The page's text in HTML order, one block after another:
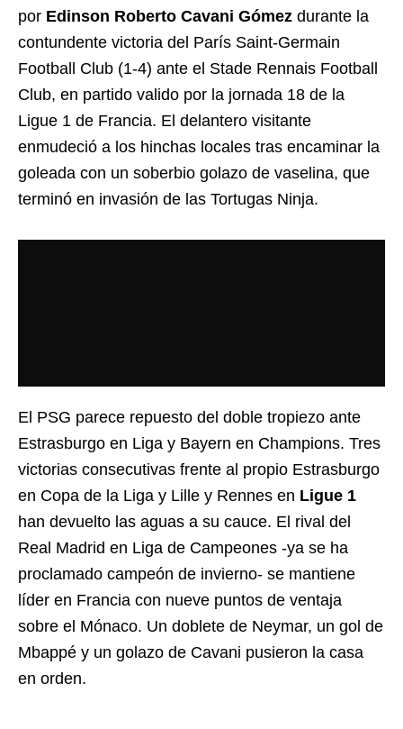
por Edinson Roberto Cavani Gómez durante la
contundente victoria del París Saint-Germain
Football Club (1-4) ante el Stade Rennais Football
Club, en partido valido por la jornada 18 de la
Ligue 1 de Francia. El delantero visitante
enmudeció a los hinchas locales tras encaminar la
goleada con un soberbio golazo de vaselina, que
terminó en invasión de las Tortugas Ninja.
El PSG parece repuesto del doble tropiezo ante
Estrasburgo en Liga y Bayern en Champions. Tres
victorias consecutivas frente al propio Estrasburgo
en Copa de la Liga y Lille y Rennes en Ligue 1
han devuelto las aguas a su cauce. El rival del
Real Madrid en Liga de Campeones -ya se ha
proclamado campeón de invierno- se mantiene
líder en Francia con nueve puntos de ventaja
sobre el Mónaco. Un doblete de Neymar, un gol de
Mbappé y un golazo de Cavani pusieron la casa
en orden.